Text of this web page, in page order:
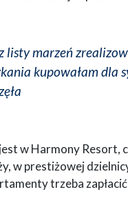
listy marzeń
kupowałam dla
w Harmony
w prestiżowej
trzeba